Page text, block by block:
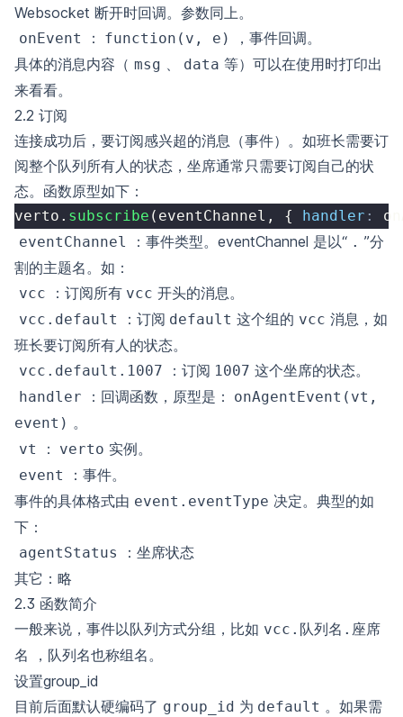
Websocket 断开时回调。参数同上。
onEvent ： function(v, e)
，事件回调。
具体的消息内容（ msg 、 data 等）可以在使用时打印出
来看看。
2.2 订阅
连接成功后，要订阅感兴超的消息（事件）。如班长需要订
阅整个队列所有人的状态，坐席通常只需要订阅自己的状
态。函数原型如下：
verto . subscribe ( eventChannel , { handler :
eventChannel
：事件类型。eventChannel 是以“ . ”分
割的主题名。如：
vcc ：订阅所有 vcc 开头的消息。
vcc.default ：订阅 default 这个组的 vcc 消息，如
班长要订阅所有人的状态。
vcc.default.1007 ：订阅 1007 这个坐席的状态。
handler ：回调函数，原型是：
onAgentEvent(vt,
event) 。
vt ： verto 实例。
event
：事件。
事件的具体格式由 event.eventType 决定。典型的如
下：
agentStatus ： 坐席状态
其它：略
2.3 函数简介
一般来说，事件以队列方式分组，比如 vcc.队列名.座席
名
，队列名也称组名。
设置group_id
目前后面默认硬编码了 group_id 为 default 。如果需